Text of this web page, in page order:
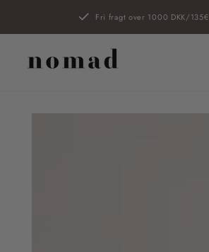
Fri fragt over 1000 DKK/135€